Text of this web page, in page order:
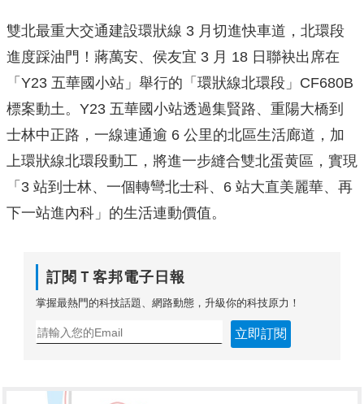
雙北最重大交通建設環狀線 3 月切進快車道，北環段
進度踩油門！蔣萬安、侯友宜 3 月 18 日聯袂出席在
「Y23 五華國小站」舉行的「環狀線北環段」CF680B
標案動土。Y23 五華國小站透過集賢路、重陽大橋到
士林中正路，一線連通逾 6 公里的北區生活廊道，加
上環狀線北環段動工，將進一步縫合雙北蛋黄區，實現
「3 站到士林、一個轉彎北士科、6 站大直美麗華、再
下一站進內科」的生活連動價值。
訂閱Ｔ客邦電子日報
掌握最熱門的科技話題、網路動態，升級你的科技原力！
立即訂閱